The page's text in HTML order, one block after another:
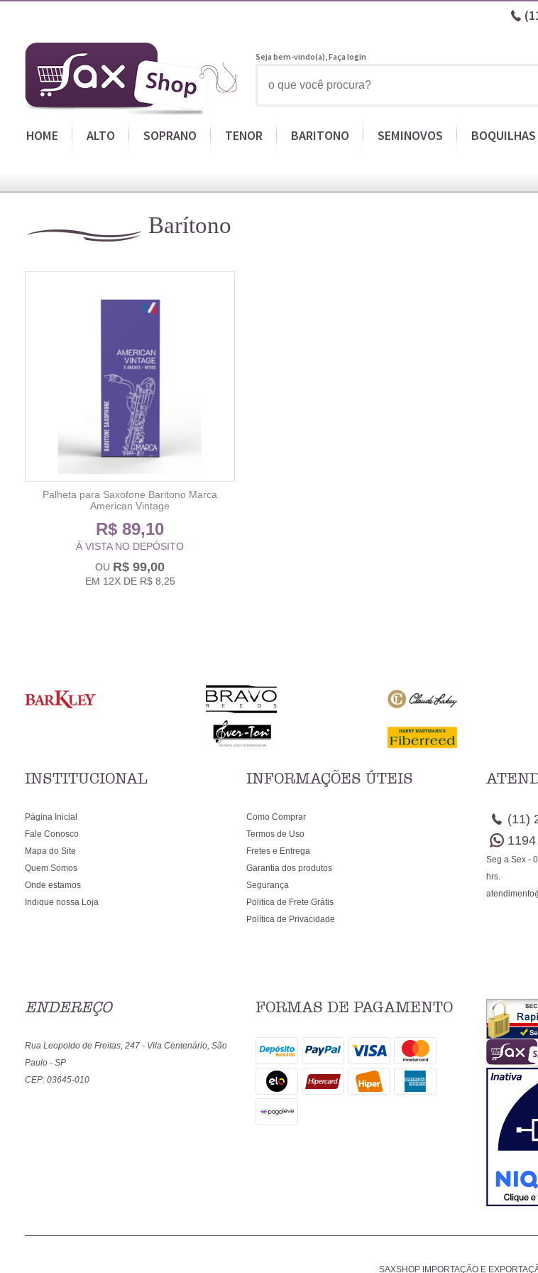
Seja bem-vindo(a),Faça login
HOME ALTO SOPRANO TENOR BARITONO SEMINOVOS BOQUILHAS
Barítono
Palheta para Saxofone Baritono Marca
American Vintage
R$ 89,10
À VISTA NO DEPÓSITO
R$ 99,00
EM 12XDE R$ 8,25
INSTITUCIONAL
Página Inicial
Fale Conosco
Mapa do Site
Quem Somos
Onde estamos
Indique nossa Loja
INFORMAÇÕES ÚTEIS
Como Comprar
Termos de Uso
Fretes e Entrega
Garantia dos produtos
Segurança
Politica de Frete Grátis
Política de Privacidade
(11)
1194
Seg a Sex -
hrs.
ENDEREÇO
Rua Leopoldo de Freitas, 247 - Vila Centenário, São
Paulo - SP
CEP: 03645-010
FORMAS DE PAGAMENTO
SAXSHOP IMPORTAÇÃO E